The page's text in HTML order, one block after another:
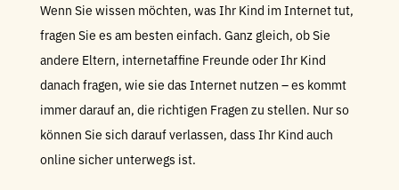
Wenn Sie wissen möchten, was Ihr Kind im Internet tut,
fragen Sie es am besten einfach. Ganz gleich, ob Sie
andere Eltern, internetaffine Freunde oder Ihr Kind
danach fragen, wie sie das Internet nutzen – es kommt
immer darauf an, die richtigen Fragen zu stellen. Nur so
können Sie sich darauf verlassen, dass Ihr Kind auch
online sicher unterwegs ist.